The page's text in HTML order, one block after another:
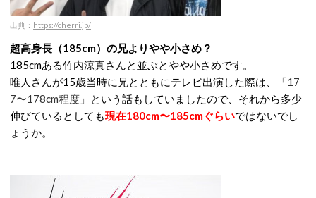
出典： https://cherri.jp/
超高身長（185cm）の兄よりやや小さめ？
185cmある竹内涼真さんと並ぶとやや小さめです。
唯人さんが15歳当時に兄とともにテレビ出演した際は、
「17
7〜178cm程度」と いう話もしていましたので、それから多少
伸びているとしても現在180cm〜185cmぐらいではないでし
ょうか。